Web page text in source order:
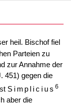
heil. Bischof fiel
Parteien zu
zur Annahme der
451) gegen die
Simplicius 6
aber die